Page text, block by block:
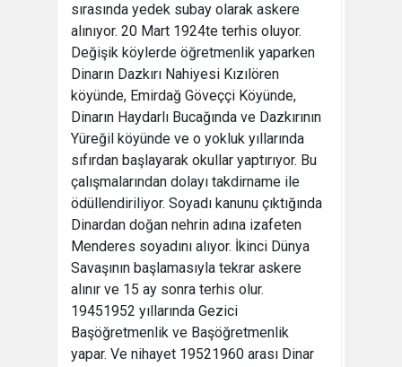
sırasında yedek subay olarak askere
alınıyor. 20 Mart 1924te terhis oluyor.
Değişik köylerde öğretmenlik yaparken
Dinarın Dazkırı Nahiyesi Kızılören
köyünde, Emirdağ Göveççi Köyünde,
Dinarın Haydarlı Bucağında ve Dazkırının
Yüreğil köyünde ve o yokluk yıllarında
sıfırdan başlayarak okullar yaptırıyor. Bu
çalışmalarından dolayı takdirname ile
ödüllendiriliyor. Soyadı kanunu çıktığında
Dinardan doğan nehrin adına izafeten
Menderes soyadını alıyor. İkinci Dünya
Savaşının başlamasıyla tekrar askere
alınır ve 15 ay sonra terhis olur.
19451952 yıllarında Gezici
Başöğretmenlik ve Başöğretmenlik
yapar. Ve nihayet 19521960 arası Dinar